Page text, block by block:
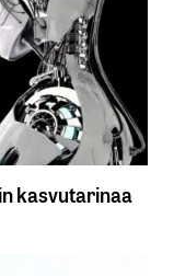
kasvutarinaa